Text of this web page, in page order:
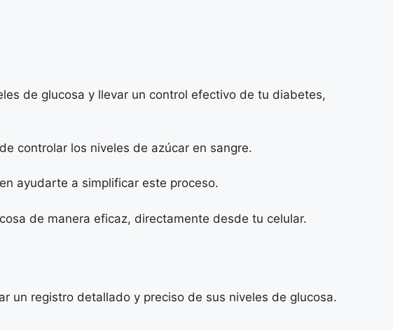
de glucosa y llevar un control efectivo de tu diabetes,
controlar los niveles de azúcar en sangre.
ayudarte a simplificar este proceso.
de manera eficaz, directamente desde tu celular.
un registro detallado y preciso de sus niveles de glucosa.